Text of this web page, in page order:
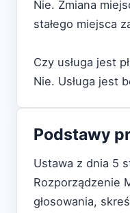
Nie. Zmiana
stałego miejsca
Czy usługa jest
Nie. Usługa jest
Podstawy
Ustawa z dnia 5
Rozporządzenie
głosowania,